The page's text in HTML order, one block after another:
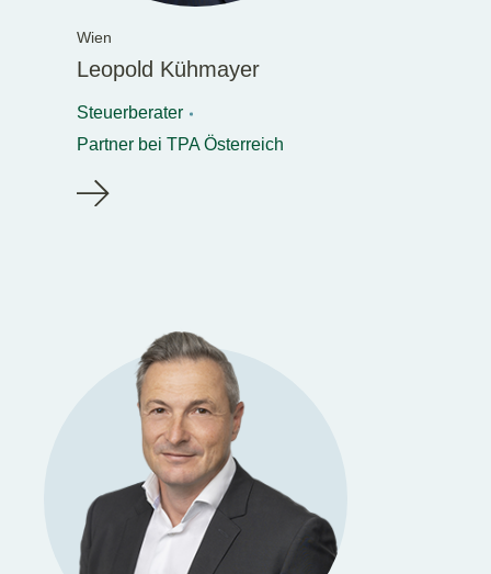
Wien
Leopold Kühmayer
Steuerberater
Partner bei TPA Österreich